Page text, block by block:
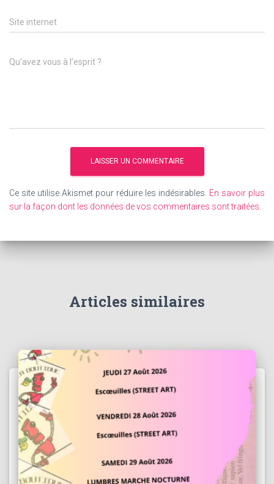
Site internet
Qu’avez vous à l’esprit ?
Ce site utilise Akismet pour réduire les indésirables. En savoir plus
sur la façon dont les données de vos commentaires sont traitées
Articles similaires